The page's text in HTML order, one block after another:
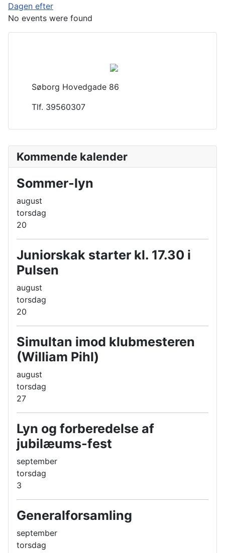
Kommende kalender
Sommer-lyn
august
torsdag
20
Juniorskak starter kl. 17.30 i
Pulsen
august
torsdag
20
Simultan imod klubmesteren
(William Pihl)
august
torsdag
27
Lyn og forberedelse af
jubilæums-fest
september
torsdag
3
Generalforsamling
september
torsdag
Dagen efter
No events were found
Søborg Hovedgade 86
Tlf. 39560307